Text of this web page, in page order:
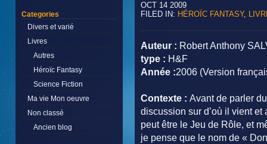
Categories
Divers et varié
Livres
Autres
Héroïc Fantasy
Science Fiction
Ma vie Mon oeuvre
Non classé
Ancien blog
OCT 14 2009
FILED IN: HÉROÏC FANTASY,
Auteur : Robert Anthony
type : H&F
Année :2006 (Version
Contexte : Avant de parler
discussion sur d’où il vient et
peut être le Jeu de Rôle, et
je pense que le nom de «